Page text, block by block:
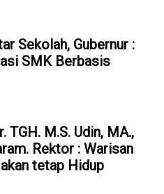
Sekolah, Gubernur :
SMK Berbasis
TGH. M.S. Udin, MA.,
Rektor : Warisan
tetap Hidup